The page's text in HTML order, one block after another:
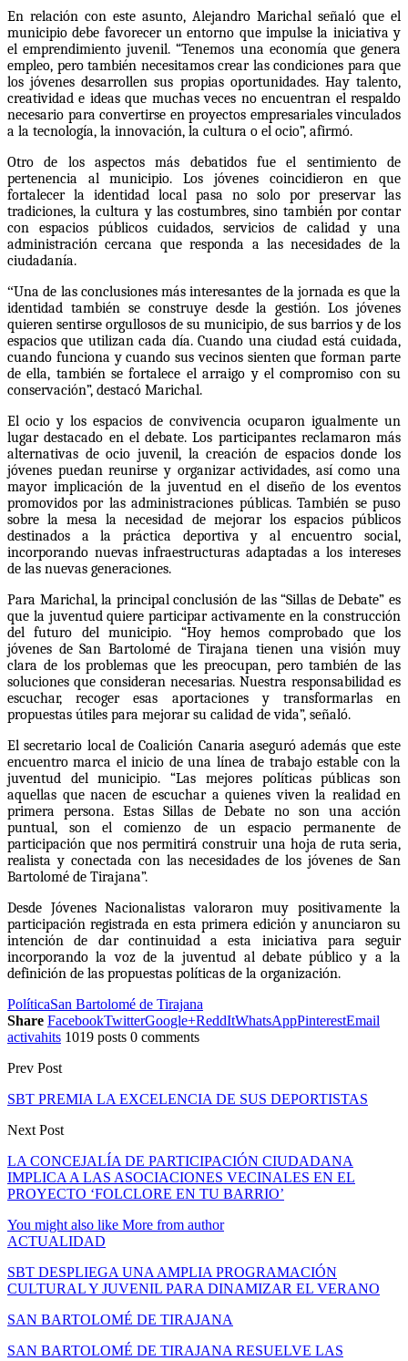
En relación con este asunto, Alejandro Marichal señaló que el
municipio debe favorecer un entorno que impulse la iniciativa y
el emprendimiento juvenil. “Tenemos una economía que genera
empleo, pero también necesitamos crear las condiciones para que
los jóvenes desarrollen sus propias oportunidades. Hay talento,
creatividad e ideas que muchas veces no encuentran el respaldo
necesario para convertirse en proyectos empresariales vinculados
a la tecnología, la innovación, la cultura o el ocio”, afirmó.
Otro de los aspectos más debatidos fue el sentimiento de
pertenencia al municipio. Los jóvenes coincidieron en que
fortalecer la identidad local pasa no solo por preservar las
tradiciones, la cultura y las costumbres, sino también por contar
con espacios públicos cuidados, servicios de calidad y una
administración cercana que responda a las necesidades de la
ciudadanía.
“Una de las conclusiones más interesantes de la jornada es que la
identidad también se construye desde la gestión. Los jóvenes
quieren sentirse orgullosos de su municipio, de sus barrios y de los
espacios que utilizan cada día. Cuando una ciudad está cuidada,
cuando funciona y cuando sus vecinos sienten que forman parte
de ella, también se fortalece el arraigo y el compromiso con su
conservación”, destacó Marichal.
El ocio y los espacios de convivencia ocuparon igualmente un
lugar destacado en el debate. Los participantes reclamaron más
alternativas de ocio juvenil, la creación de espacios donde los
jóvenes puedan reunirse y organizar actividades, así como una
mayor implicación de la juventud en el diseño de los eventos
promovidos por las administraciones públicas. También se puso
sobre la mesa la necesidad de mejorar los espacios públicos
destinados a la práctica deportiva y al encuentro social,
incorporando nuevas infraestructuras adaptadas a los intereses
de las nuevas generaciones.
Para Marichal, la principal conclusión de las “Sillas de Debate” es
que la juventud quiere participar activamente en la construcción
del futuro del municipio. “Hoy hemos comprobado que los
jóvenes de San Bartolomé de Tirajana tienen una visión muy
clara de los problemas que les preocupan, pero también de las
soluciones que consideran necesarias. Nuestra responsabilidad es
escuchar, recoger esas aportaciones y transformarlas en
propuestas útiles para mejorar su calidad de vida”, señaló.
El secretario local de Coalición Canaria aseguró además que este
encuentro marca el inicio de una línea de trabajo estable con la
juventud del municipio. “Las mejores políticas públicas son
aquellas que nacen de escuchar a quienes viven la realidad en
primera persona. Estas Sillas de Debate no son una acción
puntual, son el comienzo de un espacio permanente de
participación que nos permitirá construir una hoja de ruta seria,
realista y conectada con las necesidades de los jóvenes de San
Bartolomé de Tirajana”.
Desde Jóvenes Nacionalistas valoraron muy positivamente la
participación registrada en esta primera edición y anunciaron su
intención de dar continuidad a esta iniciativa para seguir
incorporando la voz de la juventud al debate público y a la
definición de las propuestas políticas de la organización.
PolíticaSan Bartolomé de Tirajana
Share FacebookTwitterGoogle+ReddItWhatsAppPinterestEmail
activahits 1019 posts 0 comments
Prev Post
SBT PREMIA LA EXCELENCIA DE SUS DEPORTISTAS
Next Post
LA CONCEJALÍA DE PARTICIPACIÓN CIUDADANA
IMPLICA A LAS ASOCIACIONES VECINALES EN EL
PROYECTO ‘FOLCLORE EN TU BARRIO’
You might also like More from author
ACTUALIDAD
SBT DESPLIEGA UNA AMPLIA PROGRAMACIÓN
CULTURAL Y JUVENIL PARA DINAMIZAR EL VERANO
SAN BARTOLOMÉ DE TIRAJANA
SAN BARTOLOMÉ DE TIRAJANA RESUELVE LAS